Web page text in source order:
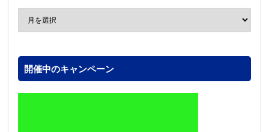
開催中のキャンペーン